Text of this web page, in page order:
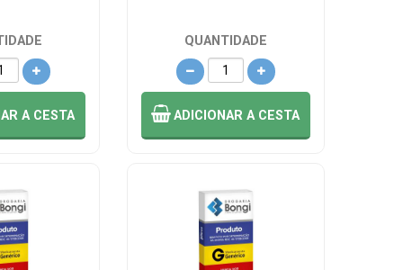
A CESTA
QUANTIDADE
ADICIONARA CESTA